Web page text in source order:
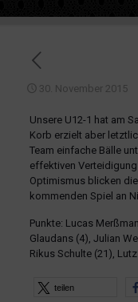
30. November 2015
Unsere U12-1 hat am
Korb erzielt aber
Team einfache Bälle
effektiven
Optimismus blicken
kommenden Spiel an
Punkte: Lucas
Glaudans (4), Julian
Rikus Schulte (21),
teilen